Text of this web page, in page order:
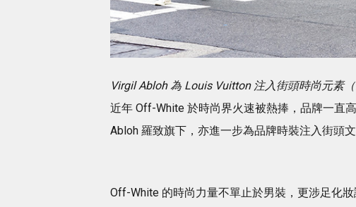
Virgil Abloh 為 Louis Vuitton 注入街頭時尚元素
近年 Off-White 於時尚界火速被熱捧，品牌一直
Abloh 羅致旗下，亦進一步為品牌時裝注入街頭文
Off-White 的時尚力量不單止於男裝，更涉足化